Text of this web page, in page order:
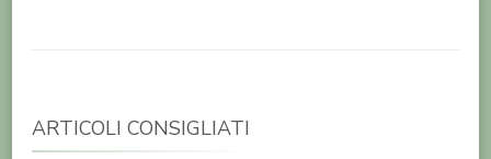
ARTICOLI CONSIGLIATI